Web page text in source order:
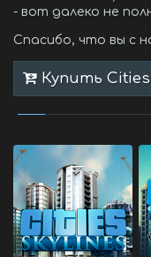
- вот далеко не
Спасибо, что вы с
Купить